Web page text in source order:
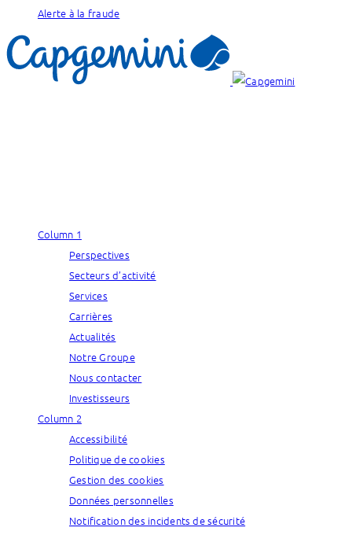
Alerte à la fraude
Column 1
Perspectives
Secteurs d’activité
Services
Carrières
Actualités
Notre Groupe
Nous contacter
Investisseurs
Column 2
Accessibilité
Politique de cookies
Gestion des cookies
Données personnelles
Notification des incidents de sécurité